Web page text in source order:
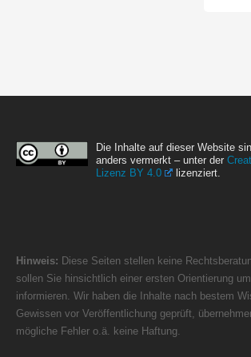
Die Inhalte auf dieser Website
anders vermerkt – unter der
Lizenz BY 4.0
lizenziert.
Hinweis: Diese Seiten stellen keine
sollen Sie hinsichtlich einer ersten Orientierung
informieren. Wir haben die Inhalte nach bestem
Gewissen vor Veröffentlichung geprüft,
mögliche Fehler o.ä. keine Haftung.